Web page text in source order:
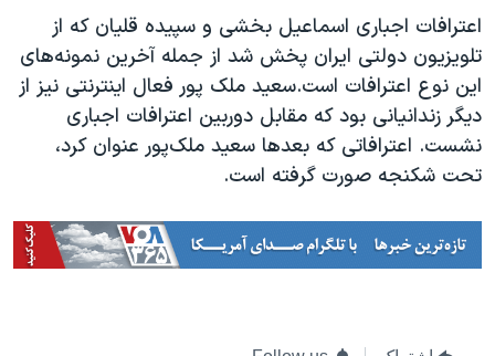
اعترافات اجباری اسماعیل بخشی و سپیده قلیان که از
تلویزیون دولتی ایران پخش شد از جمله آخرین نمونه‌های
این نوع اعترافات است.سعید ملک پور فعال اینترنتی نیز از
دیگر زندانیانی بود که مقابل دوربین اعترافات اجباری
نشست. اعترافاتی که بعدها سعید ملک‌پور عنوان کرد،
تحت شکنجه صورت گرفته است.